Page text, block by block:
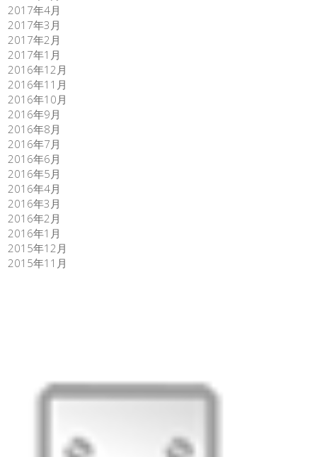
2017年4月
2017年3月
2017年2月
2017年1月
2016年12月
2016年11月
2016年10月
2016年9月
2016年8月
2016年7月
2016年6月
2016年5月
2016年4月
2016年3月
2016年2月
2016年1月
2015年12月
2015年11月